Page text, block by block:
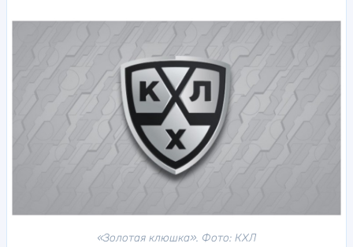
«Золотая клюшка». Фото: КХЛ